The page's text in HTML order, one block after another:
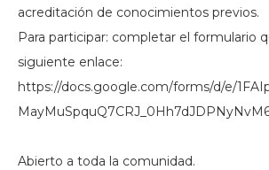
acreditación de conocimientos previos.
Para participar: completar el formulario
siguiente enlace:
https://docs.google.com/forms/d/e/
Abierto a toda la comunidad.